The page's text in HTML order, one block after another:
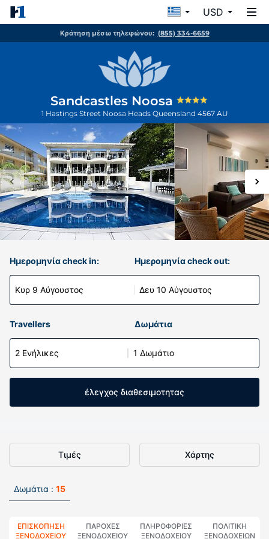
USD
Κράτηση μέσω τηλεφώνου: (855) 334-6659
Sandcastles Noosa
1 Hastings Street Noosa Heads Queensland 4567 AU
Ημερομηνία check in:
Κυρ 9 Αύγουστος
Ημερομηνία check out:
Δευ 10 Αύγουστος
Travellers Δωμάτια
2 Ενήλικες 1 Δωμάτιο
έλεγχος διαθεσιμοτητας
Τιμές Χάρτης
Δωμάτια : 15
ΕΠΙΣΚΌΠΗΣΗ
ΞΕΝΟΔΟΧΕΊΟΥ
ΠΑΡΟΧΕΣ
ΞΕΝΟΔΟΧΕΙΟΥ
ΠΛΗΡΟΦΟΡΊΕΣ
ΞΕΝΟΔΟΧΕΊΟΥ
ΠΟΛΙΤΙΚΗ
ΞΕΝΟΔΟΧΕΊΩΝ